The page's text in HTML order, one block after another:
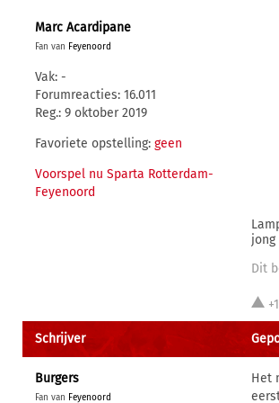
Marc Acardipane
Fan van Feyenoord
Vak: -
Forumreacties: 16.011
Reg.: 9 oktober 2019
Favoriete opstelling: geen
Voorspel nu Sparta Rotterdam-
Feyenoord
Dit
Schrijver
Burgers
Fan van Feyenoord
Het